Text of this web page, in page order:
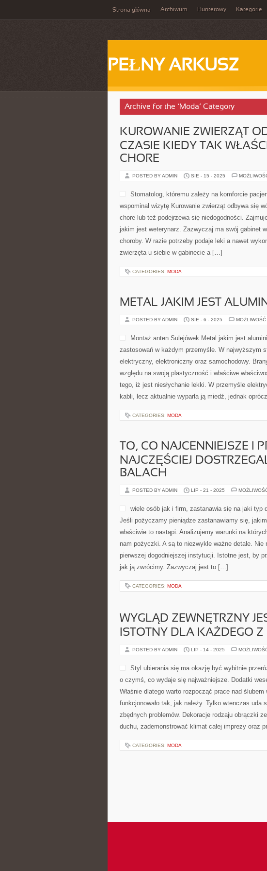
Strona główna Archiwum Hunterowy Kategorie
PEŁNY ARKUSZ
Archive for the ‘Moda’ Category
KUROWANIE ZWIERZĄT
CZASIE KIEDY TAK
CHORE
POSTED BY ADMIN SIE - 15 - 2025
Stomatolog, któremu zależy na komforcie
wspominał wizytę Kurowanie zwierząt odbywa się
chore lub też podejrzewa się niedogodności.
jakim jest weterynarz. Zazwyczaj ma swój gabinet
choroby. W razie potrzeby podaje leki a nawet
zwierzęta u siebie w gabinecie a […]
CATEGORIES: MODA
METAL JAKIM JEST
POSTED BY ADMIN SIE - 6 - 2025
Montaż anten Sulejówek Metal jakim jest
zastosowań w każdym przemyśle. W najwyższym
elektryczny, elektroniczny oraz samochodowy.
względu na swoją plastyczność i właściwe
tego, iż jest niesłychanie lekki. W przemyśle
kabli, lecz aktualnie wyparła ją miedź, jednak
CATEGORIES: MODA
TO, CO NAJCENNIEJSZE I
NAJCZĘŚCIEJ
BALACH
POSTED BY ADMIN LIP - 21 - 2025
wiele osób jak i firm, zastanawia się na jaki typ
Jeśli pożyczamy pieniądze zastanawiamy się,
właściwie to nastąpi. Analizujemy warunki na
nam pożyczki. A są to niezwykle ważne detale.
pierwszej dogodniejszej instytucji. Istotne jest, by
jak ją zwrócimy. Zazwyczaj jest to […]
CATEGORIES: MODA
WYGLĄD ZEWNĘTRZNY
ISTOTNY DLA KAŻDEGO Z
POSTED BY ADMIN LIP - 14 - 2025
Styl ubierania się ma okazję być wybitnie
o czymś, co wydaje się najważniejsze. Dodatki
Właśnie dlatego warto rozpocząć prace nad
funkcjonowało tak, jak należy. Tylko wtenczas uda
zbędnych problemów. Dekoracje rodzaju obrączki
duchu, zademonstrować klimat całej imprezy oraz
CATEGORIES: MODA